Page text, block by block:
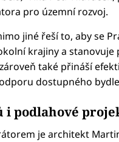
pro územní rozvoj.
jiné řeší to, aby se
krajiny a stanovuje
také přináší
dostupného
i podlahové
je architekt